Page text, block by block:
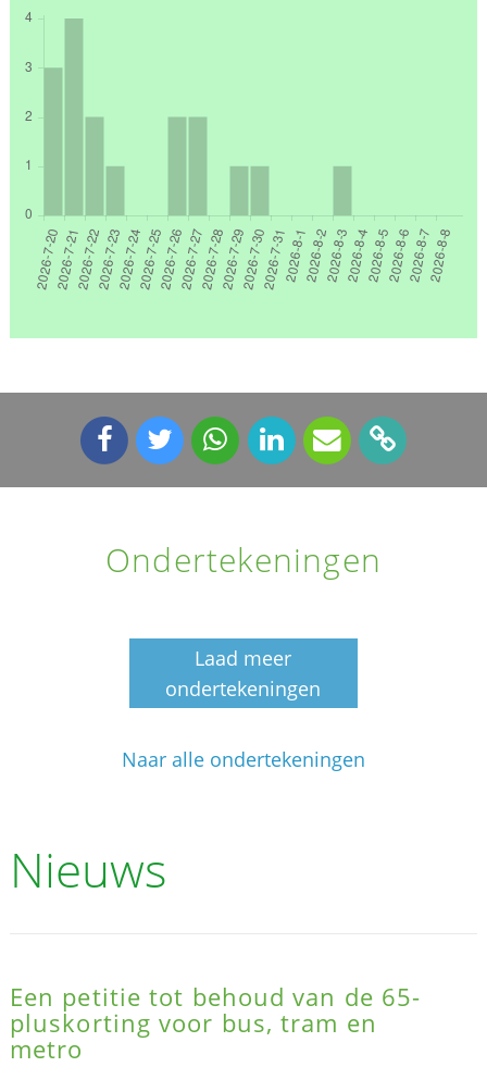
Ondertekeningen
Laad meer
ondertekeningen
Naar alle ondertekeningen
Nieuws
Een petitie tot behoud van de 65-
pluskorting voor bus, tram en
metro